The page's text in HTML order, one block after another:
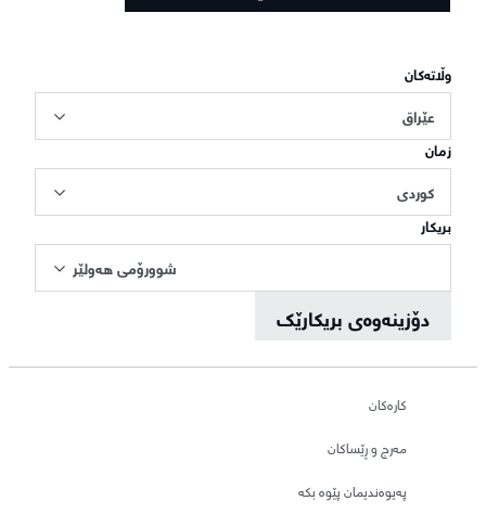
وڵاتەکان
عێراق
زمان
کوردی
بریکار
شوورۆمی هەولێر
دۆزینەوەی بریکارێک
کارەکان
مەرج و ڕێساکان
پەیوەندیمان پێوە بکە